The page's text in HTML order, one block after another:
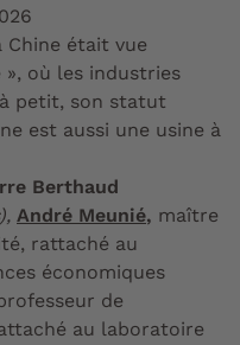
Chine était vue
», où les industries
petit, son statut
est aussi une usine à
Berthaud
André Meunié, maître
rattaché au
économiques
de
au laboratoire